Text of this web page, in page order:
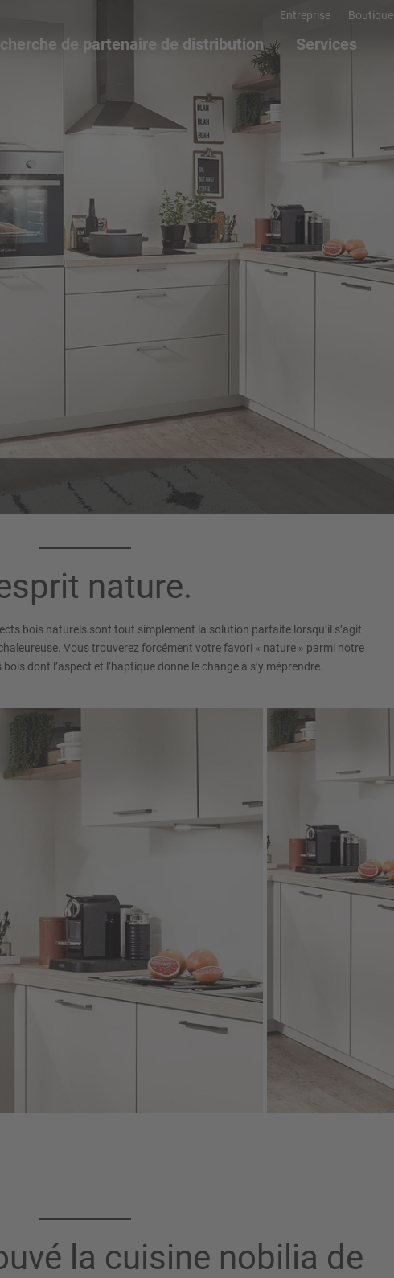
Entreprise Boutique
de partenaire de distribution Services
Plan de travail 078
nature.
bois naturels sont tout simplement la solution parfaite lorsqu’il s’agit
Vous trouverez forcément votre favori « nature » parmi notre
dont l’aspect et l’haptique donne le change à s’y méprendre.
la cuisine nobilia de